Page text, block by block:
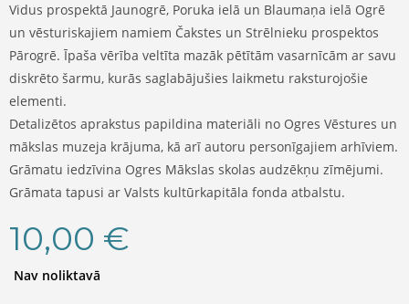
Vidus prospektā Jaunogrē, Poruka ielā un Blaumaņa ielā Ogrē
un vēsturiskajiem namiem Čakstes un Strēlnieku prospektos
Pārogrē. Īpaša vērība veltīta mazāk pētītām vasarnīcām ar savu
diskrēto šarmu, kurās saglabājušies laikmetu raksturojošie
elementi.
Detalizētos aprakstus papildina materiāli no Ogres Vēstures un
mākslas muzeja krājuma, kā arī autoru personīgajiem arhīviem.
Grāmatu iedzīvina Ogres Mākslas skolas audzēkņu zīmējumi.
Grāmata tapusi ar Valsts kultūrkapitāla fonda atbalstu.
10,00 €
Nav noliktavā